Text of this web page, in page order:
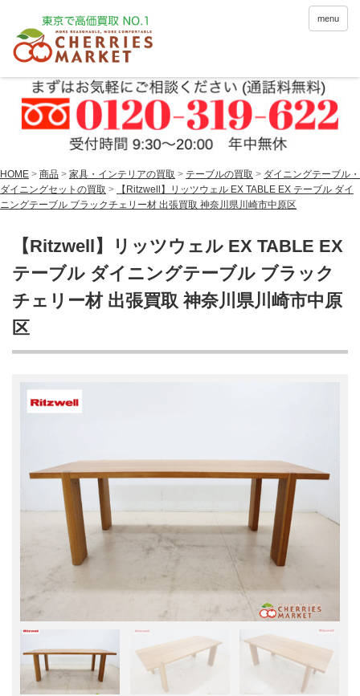
menu
HOME > 商品 > 家具・インテリアの買取 > テーブルの買取 > ダイニングテーブル・
ダイニングセットの買取 >
【Ritzwell】リッツウェル EX TABLE EX テーブル ダイ
ニングテーブル ブラックチェリー材 出張買取 神奈川県川崎市中原区
【Ritzwell】リッツウェル EX TABLE EX
テーブル ダイニングテーブル ブラック
チェリー材 出張買取 神奈川県川崎市中原
区